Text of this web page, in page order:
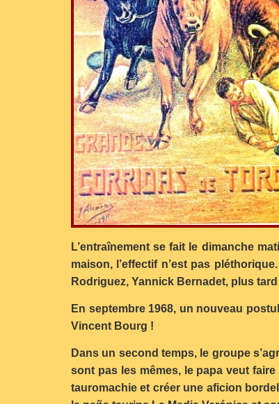
L’entraînement se fait le dimanche
maison, l’effectif n’est pas
Rodriguez, Yannick Bernadet, plus
En septembre 1968, un nouveau
Vincent Bourg !
Dans un second temps, le groupe
sont pas les mêmes, le papa veut
tauromachie et créer une aficion